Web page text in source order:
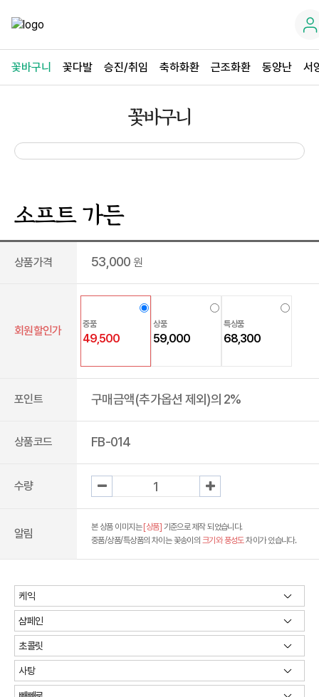
꽃바구니 꽃다발 승진/취임 축하화환 근조화환 동양난 서
꽃바구니
소프트 가든
상품가격 53,000 원
회원할인가
중품
49,500
상품
59,000
특상품
68,300
포인트 구매금액(추가옵션 제외)의 2%
상품코드 FB-014
수량
알림 본 상품 이미지는 [상품] 기준으로 제작 되었습니다.
중품/상품/특상품의 차이는 꽃송이의 크기와 풍성도차이가 있습니다.